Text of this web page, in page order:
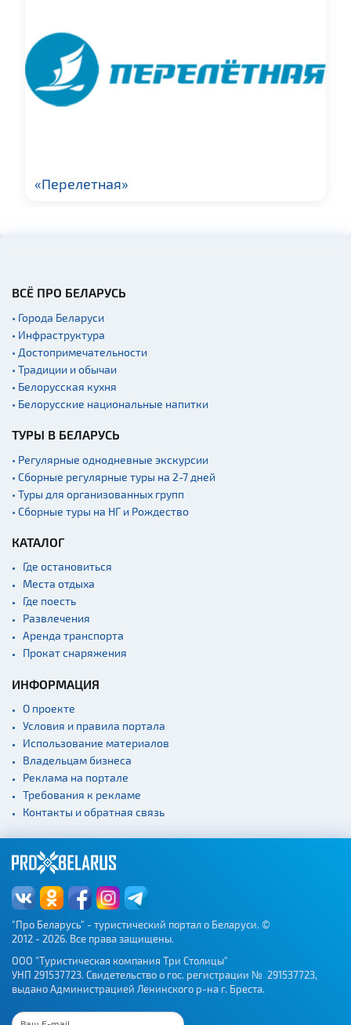
Новости
Ратуши
Монастыри
Костелы
«Перелетная»
ВСЁ ПРО БЕЛАРУСЬ
• Города Беларуси
• Инфраструктура
• Достопримечательности
• Традиции и обычаи
• Белорусская кухня
• Белорусские национальные напитки
ТУРЫ В БЕЛАРУСЬ
• Регулярные однодневные экскурсии
• Сборные регулярные туры на 2-7 дней
• Туры для организованных групп
• Сборные туры на НГ и Рождество
КАТАЛОГ
Где остановиться
Места отдыха
Где поесть
Развлечения
Аренда транспорта
Прокат снаряжения
ИНФОРМАЦИЯ
О проекте
Условия и правила портала
Использование материалов
Владельцам бизнеса
Реклама на портале
Требования к рекламе
Контакты и обратная связь
"Про Беларусь" - туристический портал о Беларуси. ©
2012 - 2026. Все права защищены.
ООО "Туристическая компания Три Столицы"
УНП 291537723. Свидетельство о гос. регистрации № 291537723,
выдано Администрацией Ленинского р-на г. Бреста.